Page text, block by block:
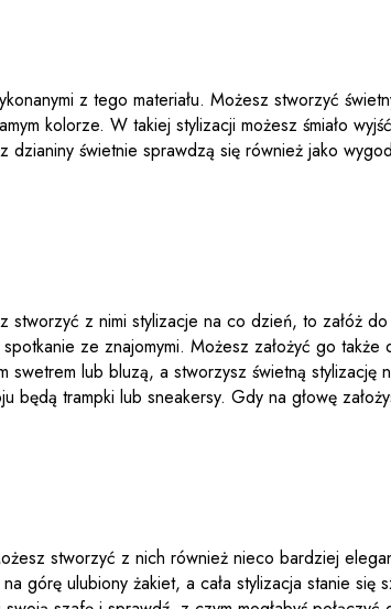
z tego materiału. Możesz stworzyć
kolorze. W takiej stylizacji możesz śmiało
świetnie sprawdzą się również jako
stworzyć z nimi stylizacje na co dzień, to załóż
ze znajomymi. Możesz założyć go
lub bluzą, a stworzysz świetną stylizację
trampki lub sneakersy. Gdy na głowę
stworzyć z nich również nieco bardziej
górę ulubiony żakiet, a cała stylizacja stanie się